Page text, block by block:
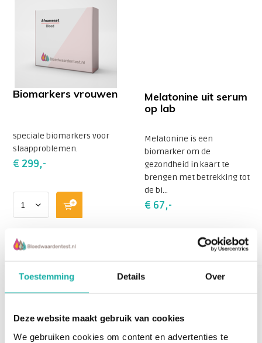
Toestemming Details Over
Deze website maakt gebruik van cookies
We gebruiken cookies om content en advertenties te
Biomarkers vrouwen
speciale biomarkers voor
slaapproblemen.
€ 299,-
Melatonine uit serum
op lab
Melatonine is een
biomarker om de
gezondheid in kaart te
brengen met betrekking tot
de bi...
€ 67,-